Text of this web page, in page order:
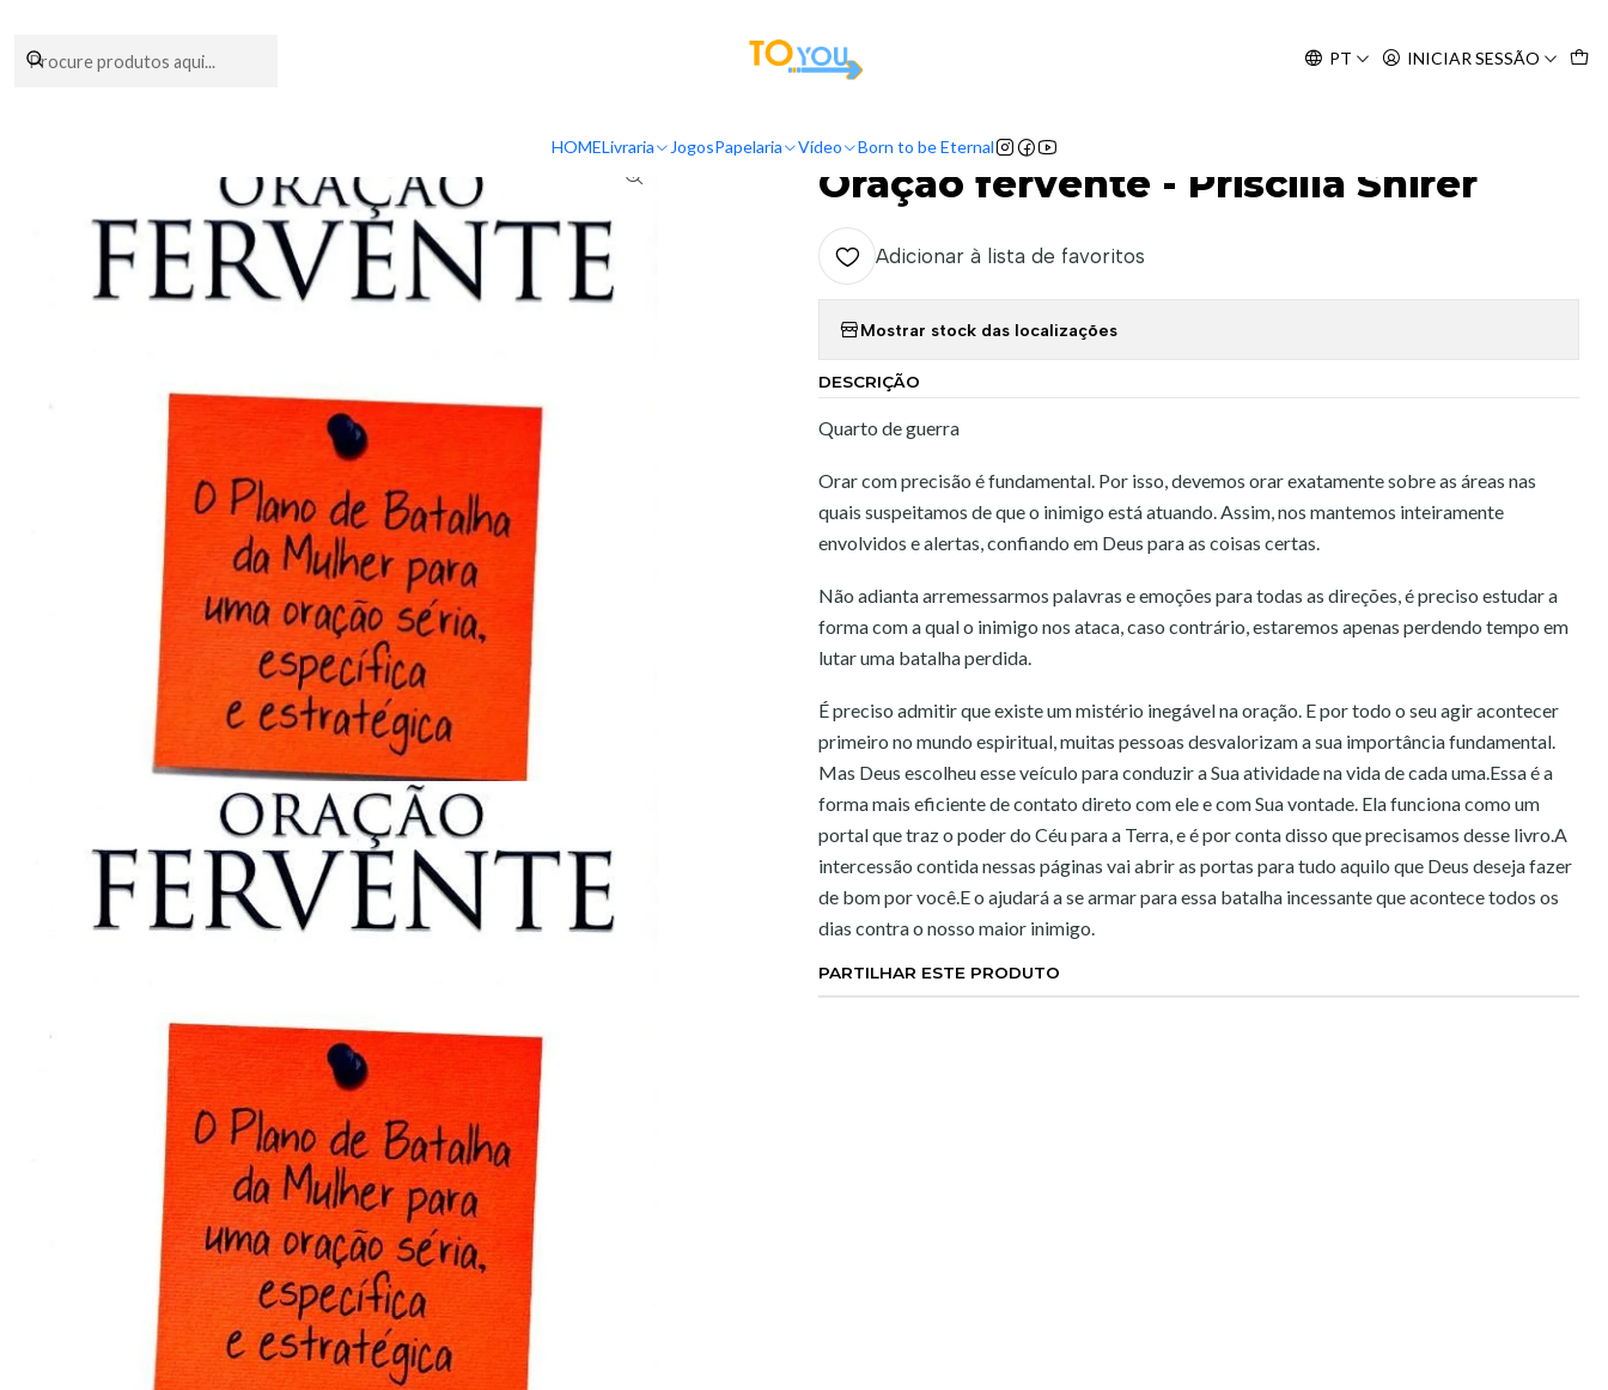
PT INICIAR SESSÃO
HOMELivraria JogosPapelaria Vídeo Born to be Eternal
Oração fervente - Priscilla Shirer
|
Oração fervente - Priscilla Shirer
Adicionar à lista de favoritos
Mostrar stock das localizações
DESCRIÇÃO
Quarto de guerra
Orar com precisão é fundamental. Por isso, devemos orar exatamente sobre as áreas nas
quais suspeitamos de que o inimigo está atuando. Assim, nos mantemos inteiramente
envolvidos e alertas, confiando em Deus para as coisas certas.
Não adianta arremessarmos palavras e emoções para todas as direções, é preciso estudar a
forma com a qual o inimigo nos ataca, caso contrário, estaremos apenas perdendo tempo em
lutar uma batalha perdida.
É preciso admitir que existe um mistério inegável na oração. E por todo o seu agir acontecer
primeiro no mundo espiritual, muitas pessoas desvalorizam a sua importância fundamental.
Mas Deus escolheu esse veículo para conduzir a Sua atividade na vida de cada uma.Essa é a
forma mais eficiente de contato direto com ele e com Sua vontade. Ela funciona como um
portal que traz o poder do Céu para a Terra, e é por conta disso que precisamos desse livro.A
intercessão contida nessas páginas vai abrir as portas para tudo aquilo que Deus deseja fazer
de bom por você.E o ajudará a se armar para essa batalha incessante que acontece todos os
dias contra o nosso maior inimigo.
PARTILHAR ESTE PRODUTO